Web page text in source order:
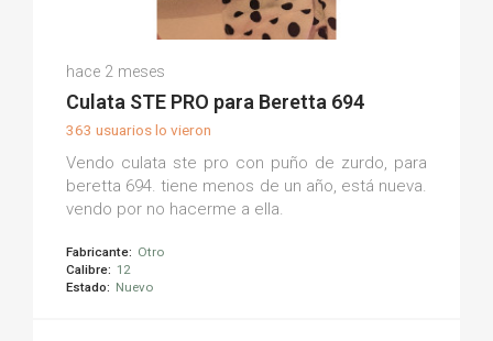
(0)
hace 2 meses
Culata STE PRO para Beretta 694
363 usuarios lo vieron
Vendo culata ste pro con puño de zurdo, para
beretta 694. tiene menos de un año, está nueva.
vendo por no hacerme a ella.
Fabricante: Otro
Calibre: 12
Estado: Nuevo